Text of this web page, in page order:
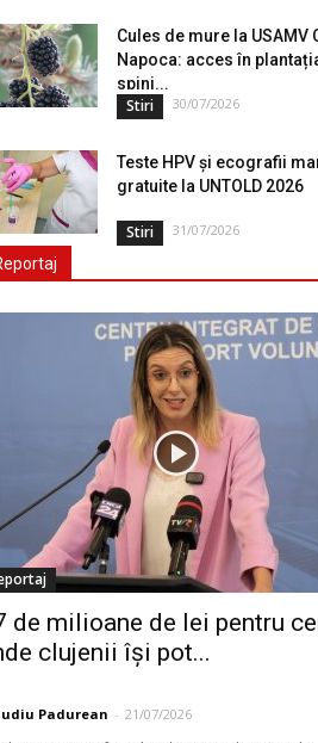
Cules de mure la USAMV
Napoca: acces în
spini...
Stiri 30/07/2026
Teste HPV și ecografii
gratuite la UNTOLD 2026
Stiri 31/07/2026
de milioane de lei pentru
clujenii își pot...
Padurean - 21/07/2026